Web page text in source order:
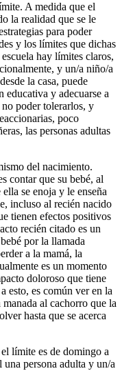
A medida que el
la realidad que se le
para poder
y los límites que dichas
hay límites claros,
y un/a niño/a
la casa, puede
educativa y adecuarse a
poder tolerarlos, y
poco
las personas adultas
del nacimiento.
contar que su bebé, al
se enoja y le enseña
incluso al recién nacido
tienen efectos positivos
recién citado es un
por la llamada
a la mamá, la
es un momento
doloroso que tiene
esto, es común ver en la
al cachorro que la
hasta que se acerca
límite es de domingo a
persona adulta y un/a